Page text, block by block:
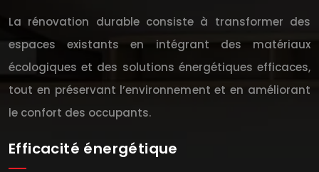
La rénovation durable consiste à transformer des
espaces existants en intégrant des matériaux
écologiques et des solutions énergétiques efficaces,
tout en préservant l’environnement et en améliorant
le confort des occupants.
Efficacité énergétique